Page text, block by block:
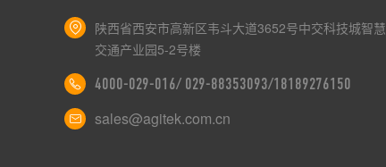
陕西省西安市高新区韦斗大道3652号中交科技城智慧
交通产业园5-2号楼
4000-029-016/ 029-88353093/18189276150
sales@agitek.com.cn